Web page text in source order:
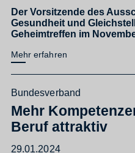
Der Vorsitzende des
Gesundheit und
Geheimtreffen im
Mehr erfahren
Bundesverband
Mehr
Beruf attraktiv
29.01.2024